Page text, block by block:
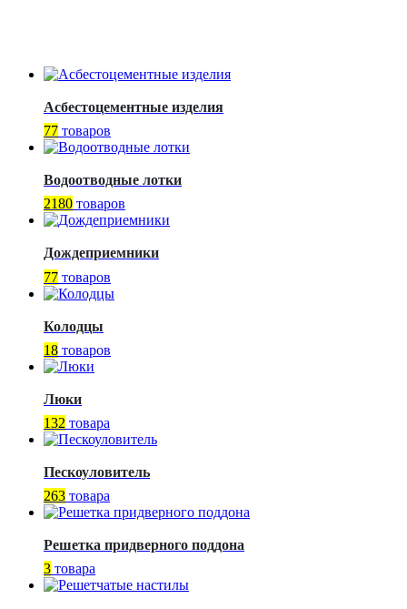
Асбестоцементные изделия
77 товаров
Водоотводные лотки
2180 товаров
Дождеприемники
77 товаров
Колодцы
18 товаров
Люки
132 товара
Пескоуловитель
263 товара
Решетка придверного поддона
3 товара